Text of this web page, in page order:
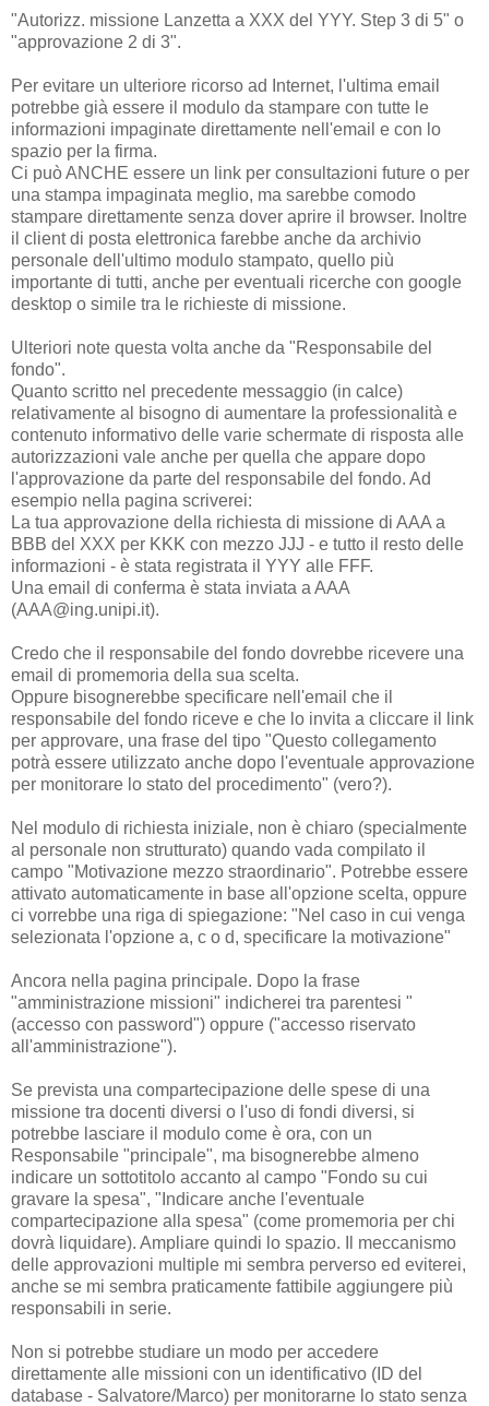
"Autorizz. missione Lanzetta a XXX del YYY. Step 3 di 5" o
"approvazione 2 di 3".
Per evitare un ulteriore ricorso ad Internet, l'ultima email
potrebbe già essere il modulo da stampare con tutte le
informazioni impaginate direttamente nell'email e con lo
spazio per la firma.
Ci può ANCHE essere un link per consultazioni future o per
una stampa impaginata meglio, ma sarebbe comodo
stampare direttamente senza dover aprire il browser. Inoltre
il client di posta elettronica farebbe anche da archivio
personale dell'ultimo modulo stampato, quello più
importante di tutti, anche per eventuali ricerche con google
desktop o simile tra le richieste di missione.
Ulteriori note questa volta anche da "Responsabile del
fondo".
Quanto scritto nel precedente messaggio (in calce)
relativamente al bisogno di aumentare la professionalità e
contenuto informativo delle varie schermate di risposta alle
autorizzazioni vale anche per quella che appare dopo
l'approvazione da parte del responsabile del fondo. Ad
esempio nella pagina scriverei:
La tua approvazione della richiesta di missione di AAA a
BBB del XXX per KKK con mezzo JJJ - e tutto il resto delle
informazioni - è stata registrata il YYY alle FFF.
Una email di conferma è stata inviata a AAA
(AAA@ing.unipi.it).
Credo che il responsabile del fondo dovrebbe ricevere una
email di promemoria della sua scelta.
Oppure bisognerebbe specificare nell'email che il
responsabile del fondo riceve e che lo invita a cliccare il link
per approvare, una frase del tipo "Questo collegamento
potrà essere utilizzato anche dopo l'eventuale approvazione
per monitorare lo stato del procedimento" (vero?).
Nel modulo di richiesta iniziale, non è chiaro (specialmente
al personale non strutturato) quando vada compilato il
campo "Motivazione mezzo straordinario". Potrebbe essere
attivato automaticamente in base all'opzione scelta, oppure
ci vorrebbe una riga di spiegazione: "Nel caso in cui venga
selezionata l'opzione a, c o d, specificare la motivazione"
Ancora nella pagina principale. Dopo la frase
"amministrazione missioni" indicherei tra parentesi "
(accesso con password") oppure ("accesso riservato
all'amministrazione").
Se prevista una compartecipazione delle spese di una
missione tra docenti diversi o l'uso di fondi diversi, si
potrebbe lasciare il modulo come è ora, con un
Responsabile "principale", ma bisognerebbe almeno
indicare un sottotitolo accanto al campo "Fondo su cui
gravare la spesa", "Indicare anche l'eventuale
compartecipazione alla spesa" (come promemoria per chi
dovrà liquidare). Ampliare quindi lo spazio. Il meccanismo
delle approvazioni multiple mi sembra perverso ed eviterei,
anche se mi sembra praticamente fattibile aggiungere più
responsabili in serie.
Non si potrebbe studiare un modo per accedere
direttamente alle missioni con un identificativo (ID del
database - Salvatore/Marco) per monitorarne lo stato senza